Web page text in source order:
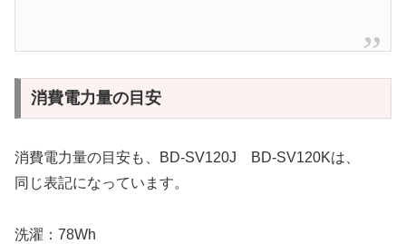
消費電力量の目安
消費電力量の目安も、BD-SV120J BD-SV120Kは、
同じ表記になっています。
洗濯：78Wh